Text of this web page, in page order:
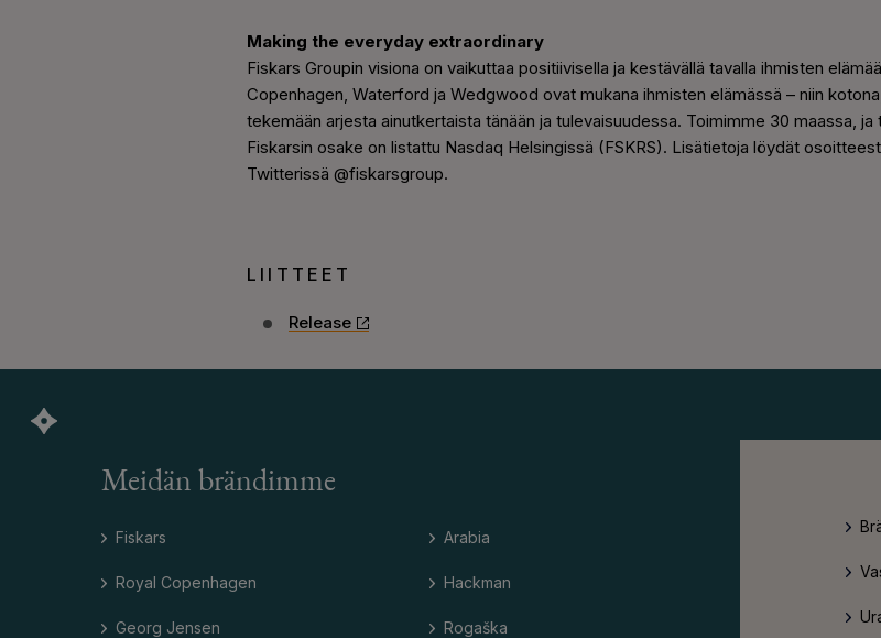
Making the everyday extraordinary
Fiskars Groupin visiona on vaikuttaa positiivisella ja kestävällä tavalla ihmisten
Copenhagen, Waterford ja Wedgwood ovat mukana ihmisten elämässä – niin
tekemään arjesta ainutkertaista tänään ja tulevaisuudessa. Toimimme 30 maassa,
Fiskarsin osake on listattu Nasdaq Helsingissä (FSKRS). Lisätietoja löydät
Twitterissä @fiskarsgroup.
LIITTEET
Release
Meidän brändimme
Fiskars
Royal Copenhagen
Georg Jensen
Arabia
Hackman
Rogaška